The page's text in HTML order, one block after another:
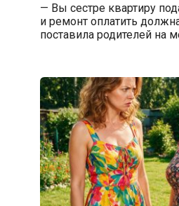
— Вы сестре квартиру
и ремонт оплатить
поставила родителей на